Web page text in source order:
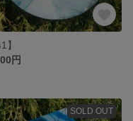
】
円
SOLD OUT